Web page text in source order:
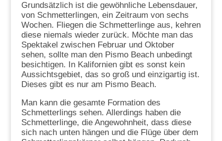
Grundsätzlich ist die gewöhnliche Lebensdauer,
von Schmetterlingen, ein Zeitraum von sechs
Wochen. Fliegen die Schmetterlinge aus, kehren
diese niemals wieder zurück. Möchte man das
Spektakel zwischen Februar und Oktober
sehen, sollte man den Pismo Beach unbedingt
besichtigen. In Kalifornien gibt es sonst kein
Aussichtsgebiet, das so groß und einzigartig ist.
Dieses gibt es nur am Pismo Beach.
Man kann die gesamte Formation des
Schmetterlings sehen. Allerdings haben die
Schmetterlinge, die Angewohnheit, dass diese
sich nach unten hängen und die Flüge über dem